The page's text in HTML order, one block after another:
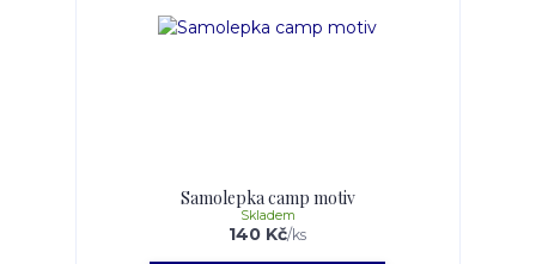
Samolepka camp motiv
140 Kč/ks
Skladem